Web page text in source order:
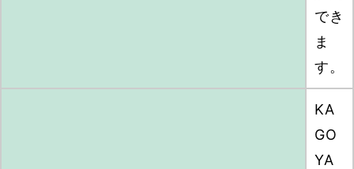
でき
ま
す。
KA
GO
YA